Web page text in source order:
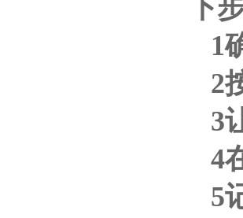
下
1
2
3
4
5